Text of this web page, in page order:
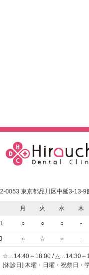
0053 東京都品川区中延3-13-9
月 火 水 木
○ ○ ○ -
○ ☆ ○ -
☆…14:40～18:00 / △…14:30～
[休診日] 木曜・日曜・祝祭日・